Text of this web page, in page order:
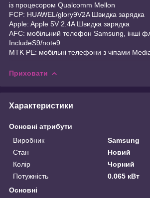
із процесором Qualcomm Mellon
FCP: HUAWEL/glory9V2A Швидка зарядка
Apple: Apple 5V 2.4A Швидка зарядка
AFC: мобільний телефон Samsung, інші
IncludeS9/note9
MTK PE: мобільні телефони з чіпами
Приховати
Характеристики
Основні атрибути
Виробник
Samsung
Стан
Новий
Колір
Чорний
Потужність
0.065 кВт
Основні